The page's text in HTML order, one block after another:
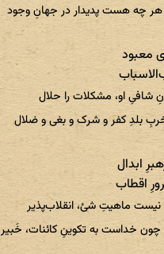
هر چه هست پدیدار در جهانِ وجود
معبود
شافیِ او، مشکلات را حلال
بلدِ کفر و شرک و بغی و ضلال
ابدال
اقطاب
نیست ماهیتِ شئ، انقلاب‌پذیر
چون خداست به تکوینِ کائنات، خَبیر